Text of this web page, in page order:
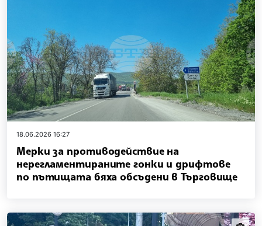
18.06.2026 16:27
Мерки за противодействие на
нерегламентираните гонки и дрифтове
по пътищата бяха обсъдени в Търговище